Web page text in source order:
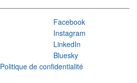
Facebook
Instagram
LinkedIn
Bluesky
Politique de confidentialité